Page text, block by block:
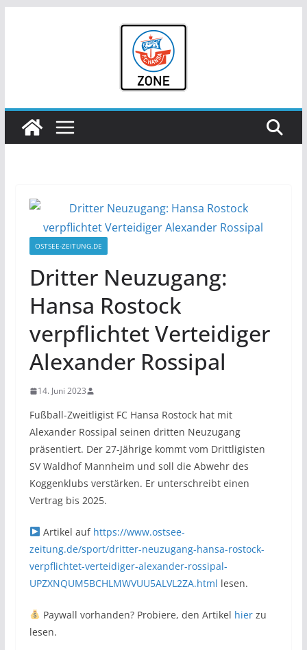
OSTSEE-ZEITUNG.DE
Dritter Neuzugang:
Hansa Rostock
verpflichtet Verteidiger
Alexander Rossipal
14. Juni 2023
Fußball-Zweitligist FC Hansa Rostock hat mit
Alexander Rossipal seinen dritten Neuzugang
präsentiert. Der 27-Jährige kommt vom Drittligisten
SV Waldhof Mannheim und soll die Abwehr des
Koggenklubs verstärken. Er unterschreibt einen
Vertrag bis 2025.
Artikel auf https://www.ostsee-
zeitung.de/sport/dritter-neuzugang-hansa-rostock-
verpflichtet-verteidiger-alexander-rossipal-
UPZXNQUM5BCHLMWVUU5ALVL2ZA.html lesen.
Paywall vorhanden? Probiere, den Artikel hierzu
lesen.